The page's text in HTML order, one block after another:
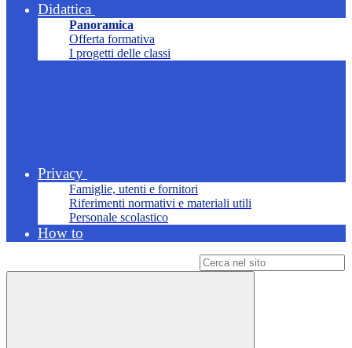
Didattica
Panoramica
Offerta formativa
I progetti delle classi
Privacy
Famiglie, utenti e fornitori
Riferimenti normativi e materiali utili
Personale scolastico
How to